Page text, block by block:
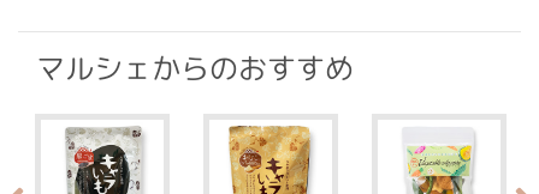
マルシェからのおすすめ